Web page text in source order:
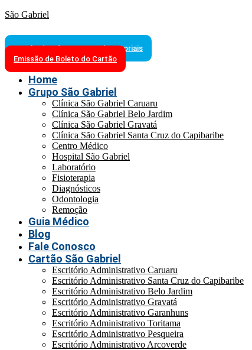
São Gabriel
Resultados de Exames Laboratoriais
Emissão de Boleto do Cartão
Home
Grupo São Gabriel
Clínica São Gabriel Caruaru
Clínica São Gabriel Belo Jardim
Clínica São Gabriel Gravatá
Clínica São Gabriel Santa Cruz do Capibaribe
Centro Médico
Hospital São Gabriel
Laboratório
Fisioterapia
Diagnósticos
Odontologia
Remoção
Guia Médico
Blog
Fale Conosco
Cartão São Gabriel
Escritório Administrativo Caruaru
Escritório Administrativo Santa Cruz do Capibaribe
Escritório Administrativo Belo Jardim
Escritório Administrativo Gravatá
Escritório Administrativo Garanhuns
Escritório Administrativo Toritama
Escritório Administrativo Pesqueira
Escritório Administrativo Arcoverde